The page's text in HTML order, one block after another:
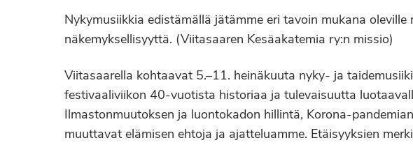
Nykymusiikkia edistämällä jätämme eri tavoin mukana
näkemyksellisyyttä. (Viitasaaren Kesäakatemia ry:n missio)
Viitasaarella kohtaavat 5.–11. heinäkuuta nyky- ja
festivaaliviikon 40-vuotista historiaa ja tulevaisuutta
Ilmastonmuutoksen ja luontokadon hillintä, Korona-
muuttavat elämisen ehtoja ja ajatteluamme. Etäisyyksien